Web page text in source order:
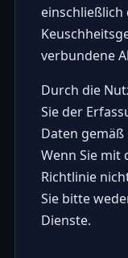
verbundene
Durch die
Sie der
Daten
Wenn Sie mit
Richtlinie
Sie bitte
Dienste.